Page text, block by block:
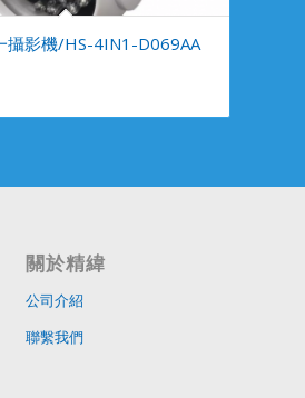
攝影機/HS-4IN1-D069AA
關於精緯
公司介紹
聯繫我們